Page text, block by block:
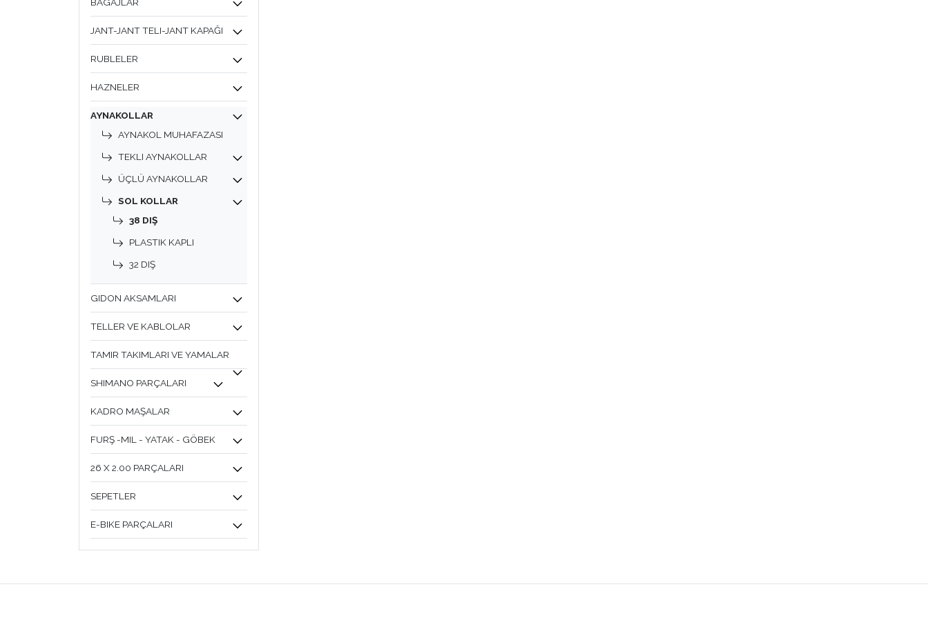
JANT-JANT TELI-JANT KAPAĞI
RUBLELER
HAZNELER
AYNAKOLLAR
AYNAKOL MUHAFAZASI
TEKLI AYNAKOLLAR
ÜÇLÜ AYNAKOLLAR
SOL KOLLAR
38 DIŞ
PLASTIK KAPLI
32 DIŞ
GIDON AKSAMLARI
TELLER VE KABLOLAR
TAMIR TAKIMLARI VE YAMALAR
SHIMANO PARÇALARI
KADRO MAŞALAR
FURŞ -MIL - YATAK - GÖBEK
26 X 2.00 PARÇALARI
SEPETLER
E-BIKE PARÇALARI